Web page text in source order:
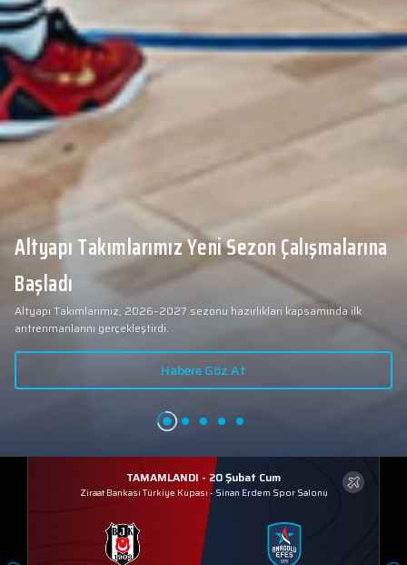
Altyapı Takımlarımız Yeni Sezon Çalışmalarına
Başladı
Altyapı Takımlarımız, 2026–2027 sezonu hazırlıkları kapsamında ilk
antrenmanlarını gerçekleştirdi.
Habere Göz At
TAMAMLANDI - 20 Şubat Cum
Ziraat Bankası Türkiye Kupası - Sinan Erdem Spor Salonu